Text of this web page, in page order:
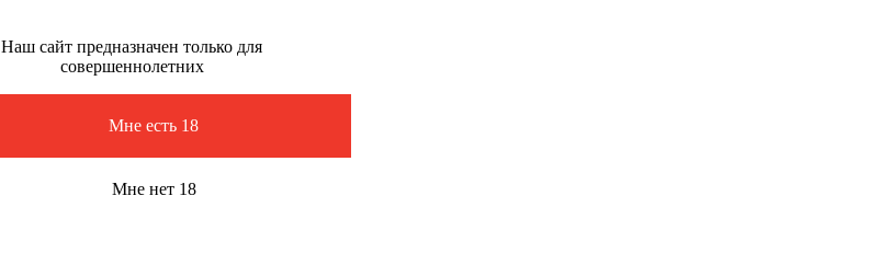
Наш сайт предназначен только для
совершеннолетних
Мне есть 18
Мне нет 18